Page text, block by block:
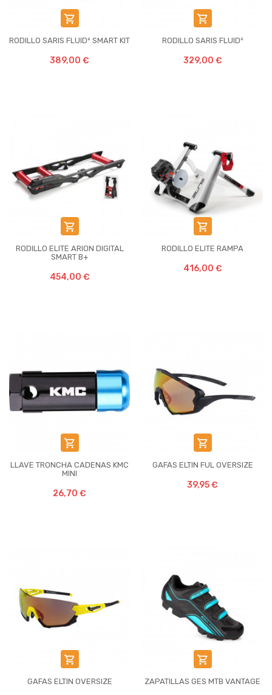

RODILLO SARIS FLUID² SMART KIT
389,00 €

RODILLO SARIS FLUID²
329,00 €

RODILLO ELITE ARION DIGITAL
SMART B+
454,00 €

RODILLO ELITE RAMPA
416,00 €

LLAVE TRONCHA CADENAS KMC
MINI
26,70 €

GAFAS ELTIN FUL OVERSIZE
39,95 €

GAFAS ELTIN OVERSIZE

ZAPATILLAS GES MTB VANTAGE